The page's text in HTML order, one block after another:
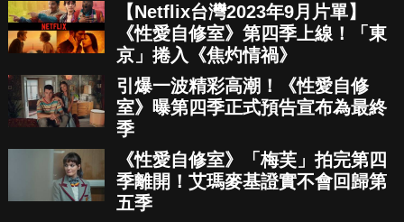
【Netflix台灣2023年9月片單】
《性愛自修室》第四季上線！「東
京」捲入《焦灼情禍》
引爆一波精彩高潮！《性愛自修
室》曝第四季正式預告宣布為最終
季
《性愛自修室》「梅芙」拍完第四
季離開！艾瑪麥基證實不會回歸第
五季